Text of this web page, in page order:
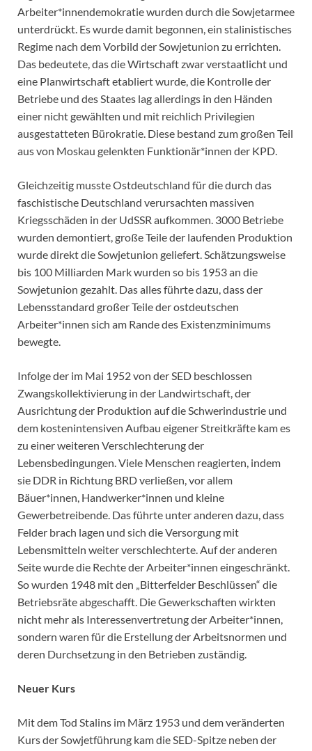
Arbeiter*innendemokratie wurden durch die Sowjetarmee
unterdrückt. Es wurde damit begonnen, ein stalinistisches
Regime nach dem Vorbild der Sowjetunion zu errichten.
Das bedeutete, das die Wirtschaft zwar verstaatlicht und
eine Planwirtschaft etabliert wurde, die Kontrolle der
Betriebe und des Staates lag allerdings in den Händen
einer nicht gewählten und mit reichlich Privilegien
ausgestatteten Bürokratie. Diese bestand zum großen Teil
aus von Moskau gelenkten Funktionär*innen der KPD.
Gleichzeitig musste Ostdeutschland für die durch das
faschistische Deutschland verursachten massiven
Kriegsschäden in der UdSSR aufkommen. 3000 Betriebe
wurden demontiert, große Teile der laufenden Produktion
wurde direkt die Sowjetunion geliefert. Schätzungsweise
bis 100 Milliarden Mark wurden so bis 1953 an die
Sowjetunion gezahlt. Das alles führte dazu, dass der
Lebensstandard großer Teile der ostdeutschen
Arbeiter*innen sich am Rande des Existenzminimums
bewegte.
Infolge der im Mai 1952 von der SED beschlossen
Zwangskollektivierung in der Landwirtschaft, der
Ausrichtung der Produktion auf die Schwerindustrie und
dem kostenintensiven Aufbau eigener Streitkräfte kam es
zu einer weiteren Verschlechterung der
Lebensbedingungen. Viele Menschen reagierten, indem
sie DDR in Richtung BRD verließen, vor allem
Bäuer*innen, Handwerker*innen und kleine
Gewerbetreibende. Das führte unter anderen dazu, dass
Felder brach lagen und sich die Versorgung mit
Lebensmitteln weiter verschlechterte. Auf der anderen
Seite wurde die Rechte der Arbeiter*innen eingeschränkt.
So wurden 1948 mit den „Bitterfelder Beschlüssen“ die
Betriebsräte abgeschafft. Die Gewerkschaften wirkten
nicht mehr als Interessenvertretung der Arbeiter*innen,
sondern waren für die Erstellung der Arbeitsnormen und
deren Durchsetzung in den Betrieben zuständig.
Neuer Kurs
Mit dem Tod Stalins im März 1953 und dem veränderten
Kurs der Sowjetführung kam die SED-Spitze neben der